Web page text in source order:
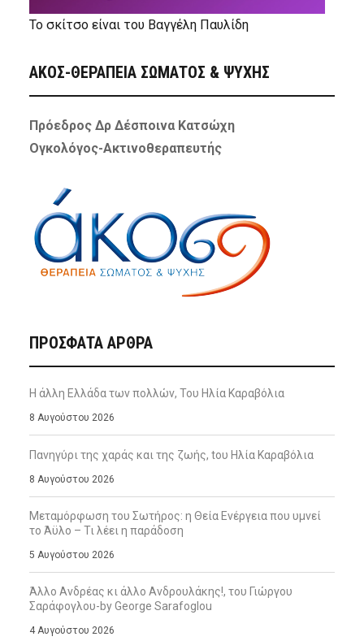
Το σκίτσο είναι του Βαγγέλη Παυλίδη
ΑΚΟΣ-ΘΕΡΑΠΕΙΑ ΣΩΜΑΤΟΣ & ΨΥΧΗΣ
Πρόεδρος Δρ Δέσποινα Κατσώχη
Ογκολόγος-Ακτινοθεραπευτής
ΠΡΌΣΦΑΤΑ ΆΡΘΡΑ
Η άλλη Ελλάδα των πολλών, Του Ηλία Καραβόλια
8 Αυγούστου 2026
Πανηγύρι της χαράς και της ζωής, tου Ηλία Καραβόλια
8 Αυγούστου 2026
Μεταμόρφωση του Σωτήρος: η Θεία Ενέργεια που υμνεί
το Άϋλο – Τι λέει η παράδοση
5 Αυγούστου 2026
Άλλο Ανδρέας κι άλλο Ανδρουλάκης!, του Γιώργου
Σαράφογλου-by George Sarafoglou
4 Αυγούστου 2026